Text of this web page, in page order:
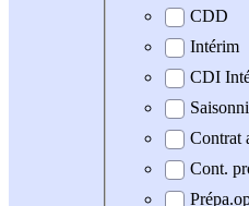
CDD
Intérim
CDI
Contrat
Cont.